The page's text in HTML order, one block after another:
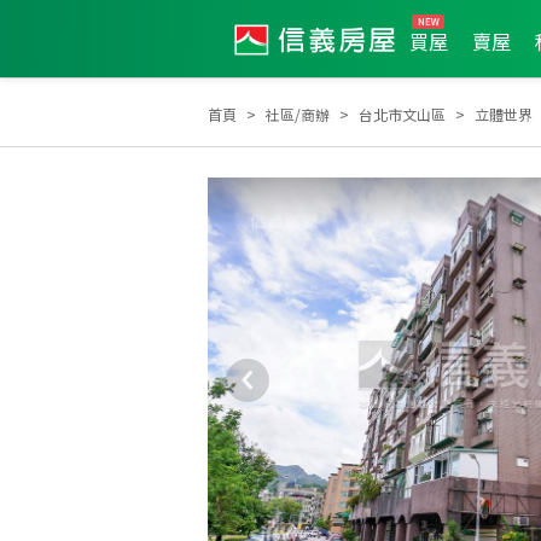
買屋 賣屋
首頁 社區/商辦 台北市文山區 立體世界
2020年第4季度服務品質獎 2026年5月區業績TOP1